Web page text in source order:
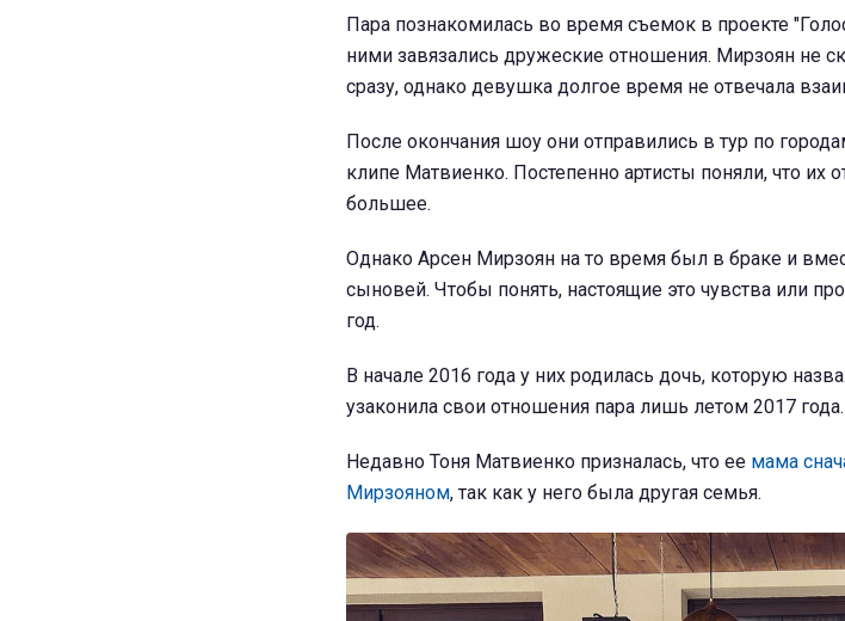
Пара познакомилась во время съемок в проекте
ними завязались дружеские отношения. Мирзоян не
сразу, однако девушка долгое время не отвечала
После окончания шоу они отправились в тур по
клипе Матвиенко. Постепенно артисты поняли, что их
большее.
Однако Арсен Мирзоян на то время был в браке и
сыновей. Чтобы понять, настоящие это чувства или
год.
В начале 2016 года у них родилась дочь, которую
узаконила свои отношения пара лишь летом 2017 года.
Недавно Тоня Матвиенко призналась, что ее мама
Мирзояном, так как у него была другая семья.